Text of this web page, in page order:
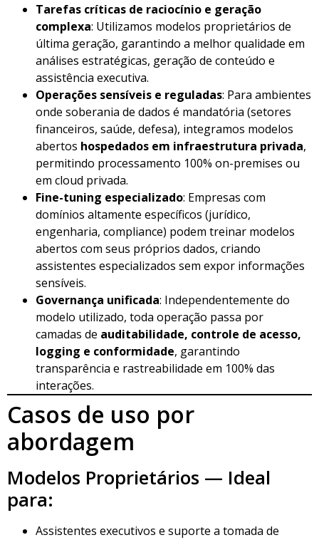
Tarefas críticas de raciocínio e geração
complexa: Utilizamos modelos proprietários de
última geração, garantindo a melhor qualidade em
análises estratégicas, geração de conteúdo e
assistência executiva.
Operações sensíveis e reguladas: Para ambientes
onde soberania de dados é mandatória (setores
financeiros, saúde, defesa), integramos modelos
abertos hospedados em infraestrutura privada,
permitindo processamento 100% on-premises ou
em cloud privada.
Fine-tuning especializado: Empresas com
domínios altamente específicos (jurídico,
engenharia, compliance) podem treinar modelos
abertos com seus próprios dados, criando
assistentes especializados sem expor informações
sensíveis.
Governança unificada: Independentemente do
modelo utilizado, toda operação passa por
camadas de auditabilidade, controle de acesso,
logging e conformidade, garantindo
transparência e rastreabilidade em 100% das
interações.
Casos de uso por
abordagem
Modelos Proprietários — Ideal
para:
Assistentes executivos e suporte a tomada de